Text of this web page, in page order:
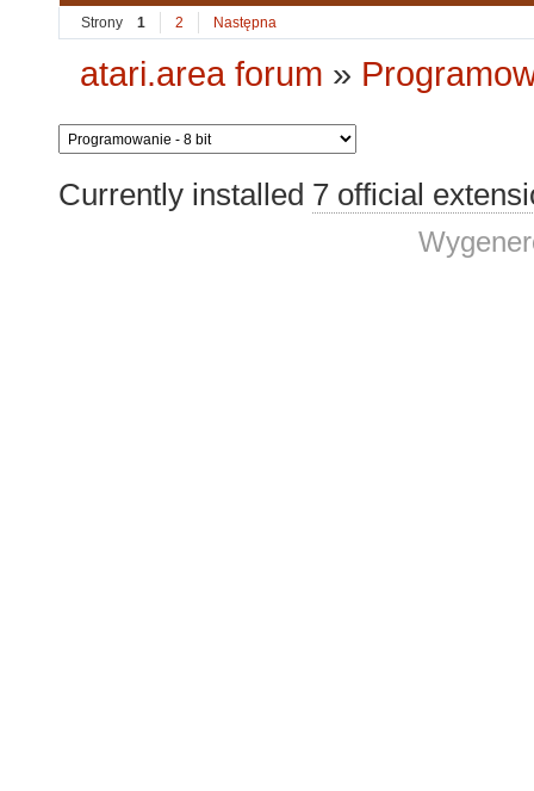
Strony 1 2 Następna
atari.area forum »
Currently installed 7 official